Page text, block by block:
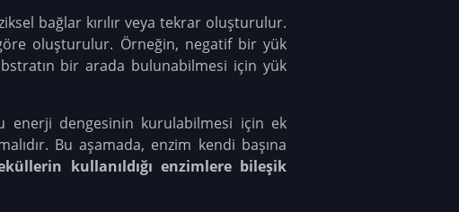
bağlar kırılır veya tekrar oluşturulur.
oluşturulur. Örneğin, negatif bir yük
bir arada bulunabilmesi için yük
enerji dengesinin kurulabilmesi için ek
Bu aşamada, enzim kendi başına
kullanıldığı enzimlere bileşik